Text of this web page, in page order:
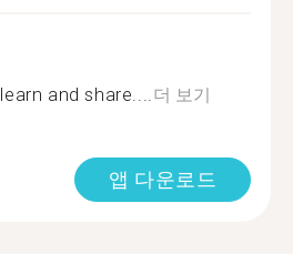
and share....더 보기
앱 다운로드